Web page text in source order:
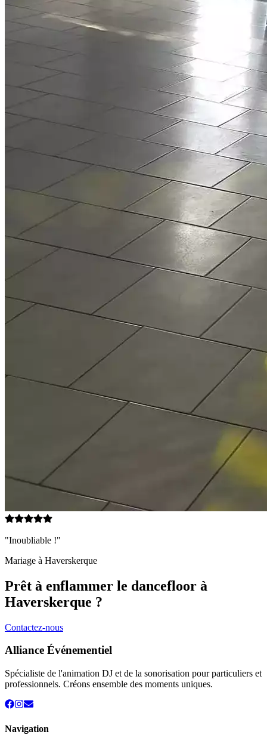
"Inoubliable !"
Mariage à Haverskerque
Prêt à enflammer le dancefloor à
Haverskerque ?
Contactez-nous
Alliance Événementiel
Spécialiste de l'animation DJ et de la sonorisation pour particuliers et
professionnels. Créons ensemble des moments uniques.
Navigation